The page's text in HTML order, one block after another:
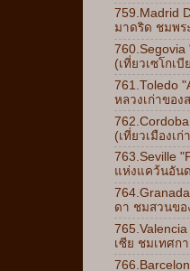
759.Madrid
มาดริด ชมพร
760.Segovia
(เที่ยวเซโกเ
761.Toledo
หลวงเก่าของ
(เที่ยวเมืองเ
763.Seville
แห่งแคว้นอัน
ดา ชมสวนขอ
เซีย ชมเทศก